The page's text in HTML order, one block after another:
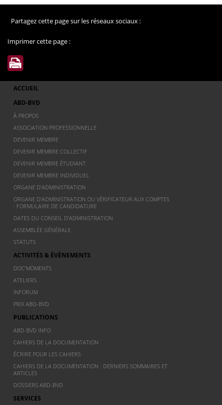
Partagez cette page sur les réseaux sociaux :
Imprimer cette page :
ACCUEIL
ABD-BVD
À PROPOS
ASSOCIATION PROFESSIONNELLE
DEVENIR MEMBRE
DEVENIR MEMBRE COLLECTIF
DEVENIR MEMBRE ÉTUDIANT
DEVENIR MEMBRE INDIVIDUEL
ORGANE D’ADMINISTRATION
ORGANE D’ADMINISTRATION OU VÉRIFICATEUR AUX COMPTES
: FORMULAIRE DE CANDIDATURE
DATES DU CONSEIL D’ADMINISTRATION
ASSEMBLÉE GÉNÉRALE
STATUTS
ACTIVITÉS & ÉVÈNEMENTS
DOC’MOMENTS
ATELIERS
INFORUM
PRIX ABD-BVD
PUBLICATIONS
ABD-BVD INFO
CAHIERS DE LA DOCUMENTATION
ÉCRIRE POUR LES CAHIERS
CAHIERS DE LA DOCUMENTATION : DERNIERS SOMMAIRES ET
ARTICLES
DOSSIERS ABD-BVD
SERVICES